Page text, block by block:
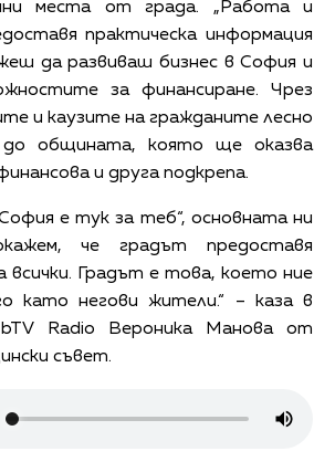
места от града. „Работа и
практическа информация
да развиваш бизнес в София и
за финансиране. Чрез
и каузите на гражданите лесно
общината, която ще оказва
и друга подкрепа.
е тук за теб“, основната ни
че градът предоставя
всички. Градът е това, което ние
като негови жители.“ – каза в
Radio Вероника Манова от
съвет.